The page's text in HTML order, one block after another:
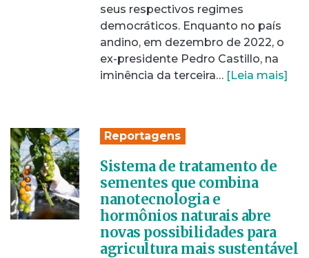
seus respectivos regimes
democráticos. Enquanto no país
andino, em dezembro de 2022, o
ex-presidente Pedro Castillo, na
iminência da terceira… [Leia mais]
Reportagens
Sistema de tratamento de
sementes que combina
nanotecnologia e
hormônios naturais abre
novas possibilidades para
agricultura mais sustentável